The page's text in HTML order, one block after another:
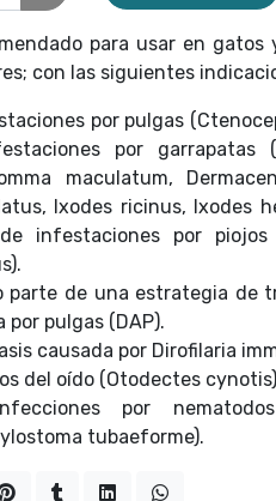
para usar en
con las siguientes
por pulgas
por garrapatas
maculatum,
Ixodes ricinus, Ixodes
infestaciones por piojos
parte de una estrategia de
pulgas (DAP).
causada por Dirofilaria
del oído (Otodectes
por
tubaeforme).